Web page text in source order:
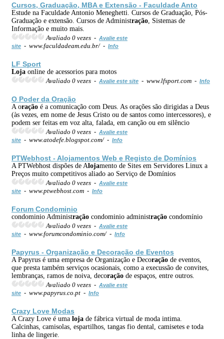
Cursos, Graduação, MBA e Extensão - Faculdade Anto
Estude na Faculdade Antonio Meneghetti. Cursos de Graduação, Pós-
Graduação e extensão. Cursos de Administração , Sistemas de
Informação e muito mais.
Avaliado 0 vezes - Avalie este
site - www.faculdadeam.edu.br/ - Info
LF Sport
Loja online de acessorios para motos
Avaliado 0 vezes - Avalie este site - www.lfsport.com - Info
O Poder da Oração
A oração é a comunicação com Deus. As orações são dirigidas a Deus
(às vezes, em nome de Jesus Cristo ou de santos como intercessores), e
podem ser feitas em voz alta, falada, em canção ou em silêncio
Avaliado 0 vezes - Avalie este
site - www.atodefe.blogspot.com/ - Info
PTWebhost - Alojamentos Web e Registo de Domínios
A PTWebhost dispões de Alojamento de Sites em Servidores Linux a
Preços muito competitivos aliado ao Serviço de Domínios
Avaliado 0 vezes - Avalie este
site - www.ptwebhost.com - Info
Forum Condominio
condominio Administração condominio administração condomínio
Avaliado 0 vezes - Avalie este
site - www.forumcondominio.com/ - Info
Papyrus - Organização e Decoração de Eventos
A Papyrus é uma empresa de Organização e Decoração de eventos,
que presta também serviços ocasionais, como a execussão de convites,
lembranças, ramos de noiva, decoração de espaços, entre outros.
Avaliado 0 vezes - Avalie este
site - www.papyrus.co.pt - Info
Crazy Love Modas
A Crazy Love é uma loja de fábrica virtual de moda intima.
Calcinhas, camisolas, espartilhos, tangas fio dental, camisetes e toda
linha de lingerie.